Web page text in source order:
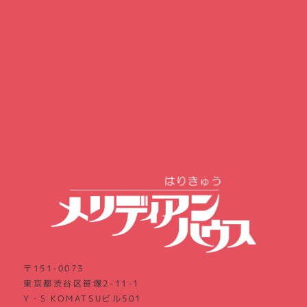
〒151-0073
東京都渋谷区笹塚2-11-1
Y・S KOMATSUビル501